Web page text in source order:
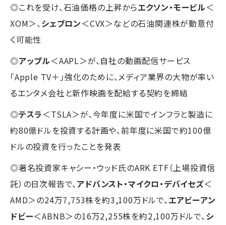
◎これを受け、石油価格の上昇からエクソン・モービル＜
XOM＞、シェブロン＜CVX＞などの石油関連株が動意付
く可能性
◎アップル＜AAPL＞が、自社の動画配信サービス
「Apple TV＋」強化のために、メディア業界の大物が率い
るエンタメ会社と新作映画を配給する契約を締結
◎テスラ ＜TSLA＞が、今年度に米国でインフラと製造に
約80億ドルを投資する計画や、前年度に米国で約100億
ドルの投資を行ったことを発表
◎著名投資家キャシー・ウッド氏のARK ETF（上場投資信
託）の日次報告で、アドバンスト・マイクロ・デバイセズ＜
AMD＞の24万7,753株を約3,100万ドルで、エアビーアン
ドビー＜ABNB＞の16万2,255株を約2,100万ドルで、シ